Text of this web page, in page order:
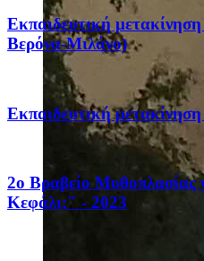
Eκπαιδευτική
Βερόνα-Μιλάνο)
Eκπαιδευτική
2ο Βραβείο Μυθοπλασίας
Κεφάλι;" - 2023